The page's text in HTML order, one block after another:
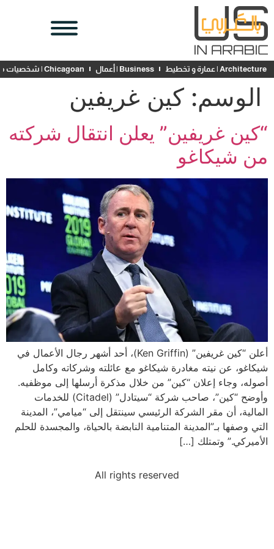
Architecture | عمارة و تخطيط Business | أعمال Chicagoan | شخصيات محلية
الوسم: كين غريفين
“كين غريفين” يعلن انتقال شركته
من شيكاغو
أعلن “كين غريفين” (Ken Griffin)، أحد أشهر رجال الأعمال في
شيكاغو، عن نيته مغادرة شيكاغو مع عائلته وشركاته وكامل
أصوله، وجاء إعلان “كين” من خلال مذكرة أرسلها إلى موظفيه.
وأوضح “كين”، صاحب شركة “سيتادل” (Citadel) للخدمات
المالية، أن مقر الشركة الرئيسي سينتقل إلى “ميامي”، المدينة
التي وصفها بـ”المدينة المتنامية النابضة بالحياة، والمجسدة للحلم
الأميركي.” وتمتلك […]
All rights reserved